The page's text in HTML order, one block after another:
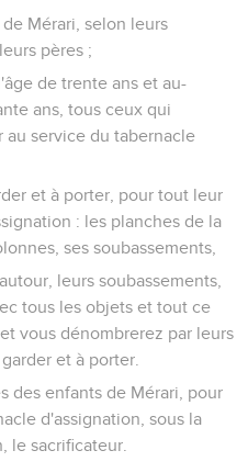
Mérari, selon leurs
pères ;
de trente ans et au-
ans, tous ceux qui
au service du tabernacle
et à porter, pour tout leur
: les planches de la
ses soubassements,
leurs soubassements,
tous les objets et tout ce
vous dénombrerez par leurs
et à porter.
des enfants de Mérari, pour
d'assignation, sous la
le sacrificateur.